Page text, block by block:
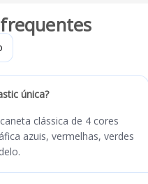
única?
clássica de 4 cores
azuis, vermelhas, verdes